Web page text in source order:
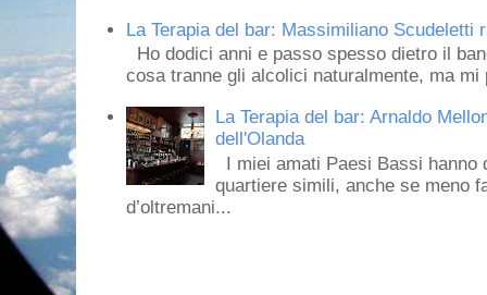
La Terapia del bar: Massimiliano
Ho dodici anni e passo spesso dietro il
cosa tranne gli alcolici naturalmente, ma mi
La Terapia del bar: Arnaldo
dell'Olanda
I miei amati Paesi Bassi
quartiere simili, anche se meno
d’oltremani...